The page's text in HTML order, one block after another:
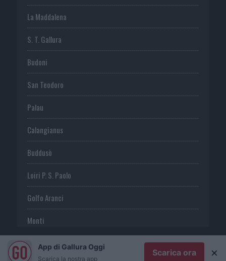
La Maddalena
S. T. Gallura
Budoni
San Teodoro
Palau
Calangianus
Buddusò
Loiri P. S. Paolo
Golfo Aranci
Monti
TeltiApp di Gallura Oggi
Scarica la nostra app
Scarica ora ×